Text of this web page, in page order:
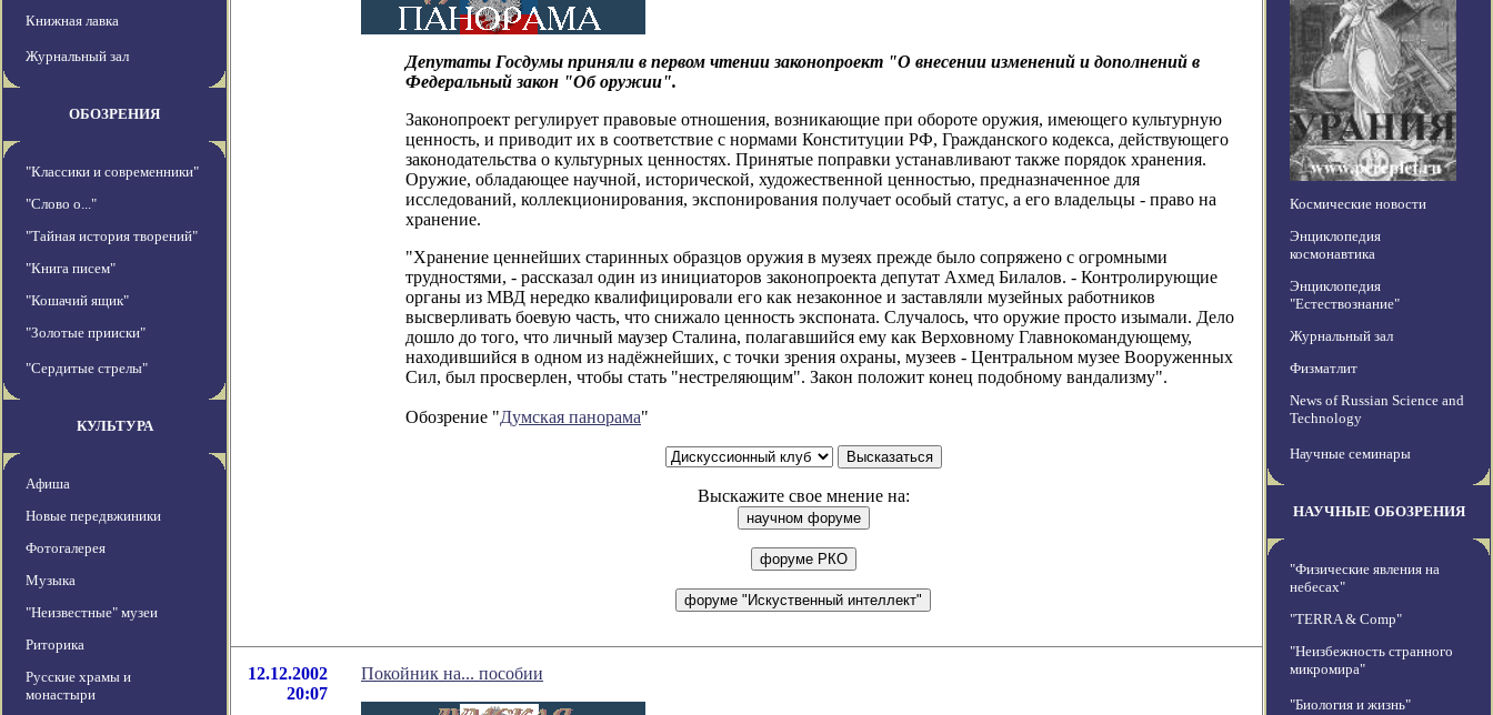
Книжная лавка
Журнальный зал
ОБОЗРЕНИЯ
"Классики и современники"
"Слово о..."
"Тайная история творений"
"Книга писем"
"Кошачий ящик"
"Золотые прииски"
"Сердитые стрелы"
КУЛЬТУРА
Афиша
Новые передвжиники
Фотогалерея
Музыка
"Неизвестные" музеи
Риторика
Русские храмы и
монастыри
Депутаты Госдумы приняли в первом чтении законопроект "О внесении изменений и дополнений в
Федеральный закон "Об оружии".
Законопроект регулирует правовые отношения, возникающие при обороте оружия, имеющего культурную
ценность, и приводит их в соответствие с нормами Конституции РФ, Гражданского кодекса, действующего
законодательства о культурных ценностях. Принятые поправки устанавливают также порядок хранения.
Оружие, обладающее научной, исторической, художественной ценностью, предназначенное для
исследований, коллекционирования, экспонирования получает особый статус, а его владельцы - право на
хранение.
"Хранение ценнейших старинных образцов оружия в музеях прежде было сопряжено с огромными
трудностями, - рассказал один из инициаторов законопроекта депутат Ахмед Билалов. - Контролирующие
органы из МВД нередко квалифицировали его как незаконное и заставляли музейных работников
высверливать боевую часть, что снижало ценность экспоната. Случалось, что оружие просто изымали. Дело
дошло до того, что личный маузер Сталина, полагавшийся ему как Верховному Главнокомандующему,
находившийся в одном из надёжнейших, с точки зрения охраны, музеев - Центральном музее Вооруженных
Сил, был просверлен, чтобы стать "нестреляющим". Закон положит конец подобному вандализму".
Обозрение "Думская панорама"
Выскажите свое мнение на:
12.12.2002
20:07
Покойник на... пособии
Космические новости
Энциклопедия
космонавтика
Энциклопедия
"Естествознание"
Журнальный зал
Физматлит
News of Russian Science and
Technology
Научные семинары
НАУЧНЫЕ ОБОЗРЕНИЯ
"Физические явления на
небесах"
"TERRA & Comp"
"Неизбежность странного
микромира"
"Биология и жизнь"